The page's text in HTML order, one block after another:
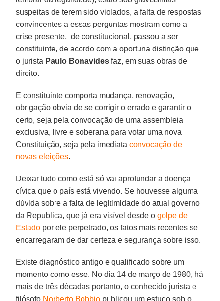
suspeitas de terem sido violados, a falta de respostas
convincentes a essas perguntas mostram como a
crise presente, de constitucional, passou a ser
constituinte, de acordo com a oportuna distinção que
o jurista Paulo Bonavides faz, em suas obras de
direito.
E constituinte comporta mudança, renovação,
obrigação óbvia de se corrigir o errado e garantir o
certo, seja pela convocação de uma assembleia
exclusiva, livre e soberana para votar uma nova
Constituição, seja pela imediataconvocação de
novas eleições.
Deixar tudo como está só vai aprofundar a doença
cívica que o país está vivendo. Se houvesse alguma
dúvida sobre a falta de legitimidade do atual governo
da Republica, que já era visível desde ogolpe de
Estado por ele perpetrado, os fatos mais recentes se
encarregaram de dar certeza e segurança sobre isso.
Existe diagnóstico antigo e qualificado sobre um
momento como esse. No dia 14 de março de 1980, há
mais de três décadas portanto, o conhecido jurista e
filósofo Norberto Bobbio publicou um estudo sob o